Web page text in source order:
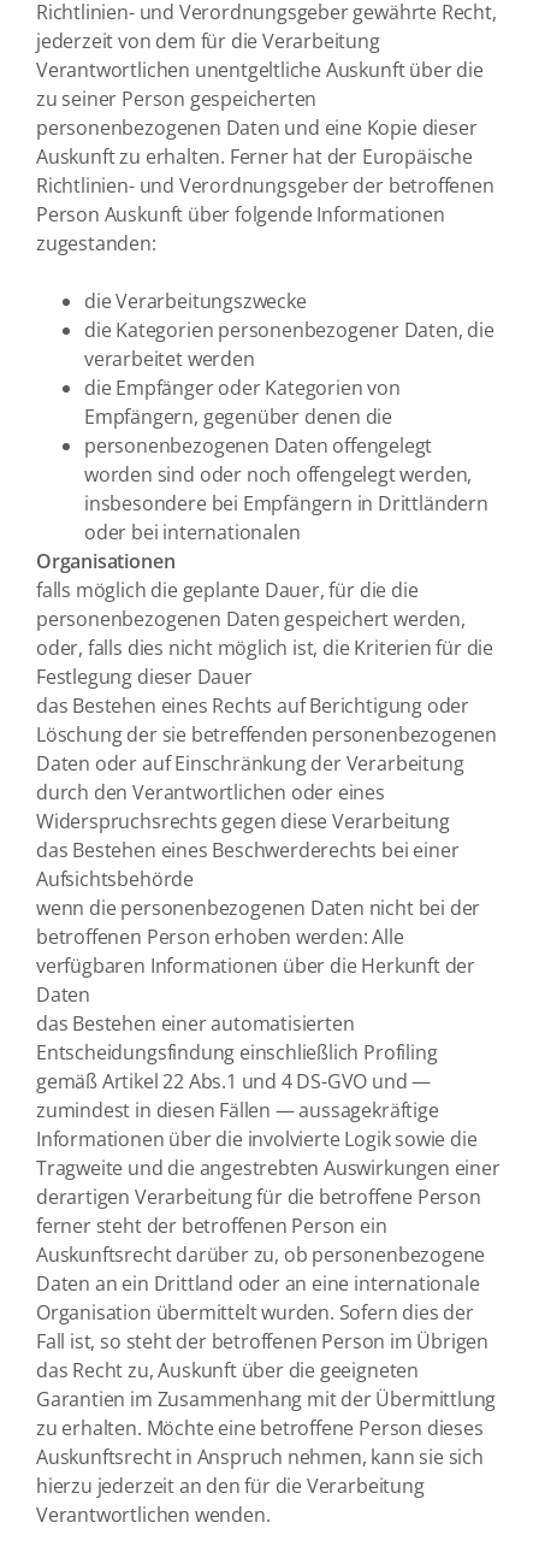
Richtlinien- und Verordnungsgeber gewährte Recht,
jederzeit von dem für die Verarbeitung
Verantwortlichen unentgeltliche Auskunft über die
zu seiner Person gespeicherten
personenbezogenen Daten und eine Kopie dieser
Auskunft zu erhalten. Ferner hat der Europäische
Richtlinien- und Verordnungsgeber der betroffenen
Person Auskunft über folgende Informationen
zugestanden:
die Verarbeitungszwecke
die Kategorien personenbezogener Daten, die
verarbeitet werden
die Empfänger oder Kategorien von
Empfängern, gegenüber denen die
personenbezogenen Daten offengelegt
worden sind oder noch offengelegt werden,
insbesondere bei Empfängern in Drittländern
oder bei internationalen
Organisationen
falls möglich die geplante Dauer, für die die
personenbezogenen Daten gespeichert werden,
oder, falls dies nicht möglich ist, die Kriterien für die
Festlegung dieser Dauer
das Bestehen eines Rechts auf Berichtigung oder
Löschung der sie betreffenden personenbezogenen
Daten oder auf Einschränkung der Verarbeitung
durch den Verantwortlichen oder eines
Widerspruchsrechts gegen diese Verarbeitung
das Bestehen eines Beschwerderechts bei einer
Aufsichtsbehörde
wenn die personenbezogenen Daten nicht bei der
betroffenen Person erhoben werden: Alle
verfügbaren Informationen über die Herkunft der
Daten
das Bestehen einer automatisierten
Entscheidungsfindung einschließlich Profiling
gemäß Artikel 22 Abs.1 und 4 DS-GVO und —
zumindest in diesen Fällen — aussagekräftige
Informationen über die involvierte Logik sowie die
Tragweite und die angestrebten Auswirkungen einer
derartigen Verarbeitung für die betroffene Person
ferner steht der betroffenen Person ein
Auskunftsrecht darüber zu, ob personenbezogene
Daten an ein Drittland oder an eine internationale
Organisation übermittelt wurden. Sofern dies der
Fall ist, so steht der betroffenen Person im Übrigen
das Recht zu, Auskunft über die geeigneten
Garantien im Zusammenhang mit der Übermittlung
zu erhalten. Möchte eine betroffene Person dieses
Auskunftsrecht in Anspruch nehmen, kann sie sich
hierzu jederzeit an den für die Verarbeitung
Verantwortlichen wenden.